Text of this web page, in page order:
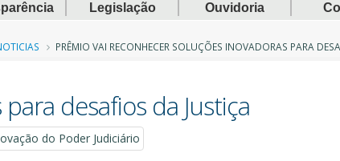
Legislação Ouvidoria
PRÊMIO VAI RECONHECER SOLUÇÕES INOVADORAS PARA
desafios da Justiça